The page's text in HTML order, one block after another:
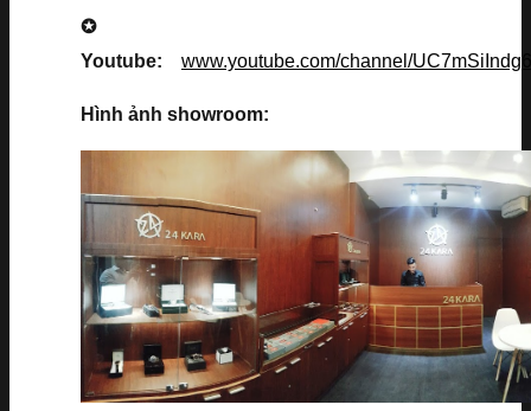
✪
Youtube: www.youtube.com/channel/
Hình ảnh showroom: